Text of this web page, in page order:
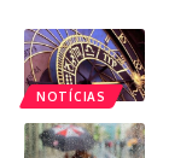
NOTÍCIAS